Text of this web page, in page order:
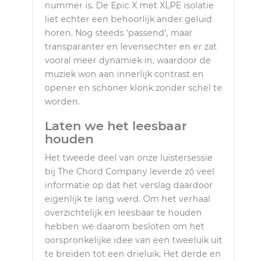
nummer is. De Epic X met XLPE isolatie
liet echter een behoorlijk ander geluid
horen. Nog steeds ‘passend’, maar
transparanter en levensechter en er zat
vooral meer dynamiek in, waardoor de
muziek won aan innerlijk contrast en
opener en schoner klonk zonder schel te
worden.
Laten we het leesbaar
houden
Het tweede deel van onze luistersessie
bij The Chord Company leverde zó veel
informatie op dat het verslag daardoor
eigenlijk te lang werd. Om het verhaal
overzichtelijk en leesbaar te houden
hebben we daarom besloten om het
oorspronkelijke idee van een tweeluik uit
te breiden tot een drieluik. Het derde en